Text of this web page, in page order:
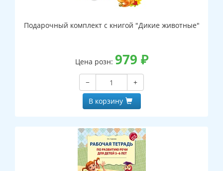
Подарочный комплект с книгой "Дикие животные"
Цена розн: 979 ₽
−
+
В корзину